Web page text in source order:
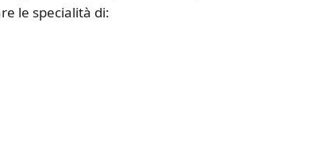
le specialità di: